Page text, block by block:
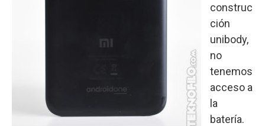
construc
ción
unibody,
no
tenemos
acceso a
la
batería.